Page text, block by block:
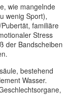
wie mangelnde
wenig Sport),
familiäre
Stress
der Bandscheiben
bestehend
Wasser.